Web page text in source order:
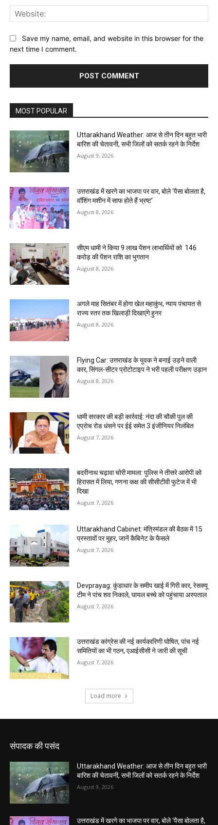
संपादक की पसंद
Uttarakhand Weather: आज से तीन दिन बहुत भारी
बारिश की चेतावनी, सभी जिलों को सतर्क रहने के निर्देश
August 9, 2026
उत्तराखंड में खरगे का भाजपा पर वार, बोले ‘पैसा बोलता है,